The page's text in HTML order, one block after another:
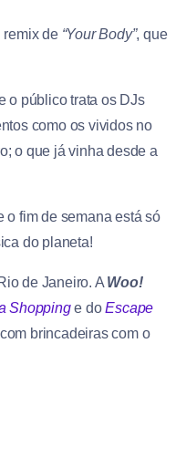
remix de “Your Body”, que
o público trata os DJs
como os vividos no
o que já vinha desde a
o fim de semana está só
do planeta!
de Janeiro. A Woo!
Shoppinge doEscape
brincadeiras com o